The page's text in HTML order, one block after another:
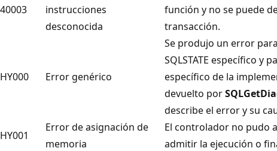
40003
instrucciones
desconocida
función y no se puede
transacción.
HY000 Error genérico
Se produjo un error
SQLSTATE específico y
específico de la
devuelto por
describe el error y su
HY001
Error de asignación de
memoria
El controlador no pudo
admitir la ejecución o